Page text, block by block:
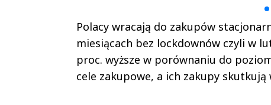
Polacy wracają do zakupów
miesiącach bez lockdownów czyli w
proc. wyższe w porównaniu do
cele zakupowe, a ich zakupy skutkują